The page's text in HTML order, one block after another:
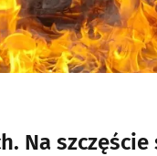
Na